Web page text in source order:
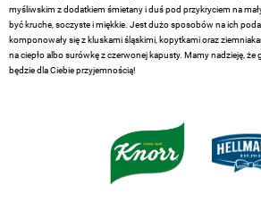
myśliwskim z dodatkiem śmietany i duś pod przykryciem na
być kruche, soczyste i miękkie. Jest dużo sposobów na ich
komponowały się z kluskami śląskimi, kopytkami oraz
na ciepło albo surówkę z czerwonej kapusty. Mamy nadzieję,
będzie dla Ciebie przyjemnością!